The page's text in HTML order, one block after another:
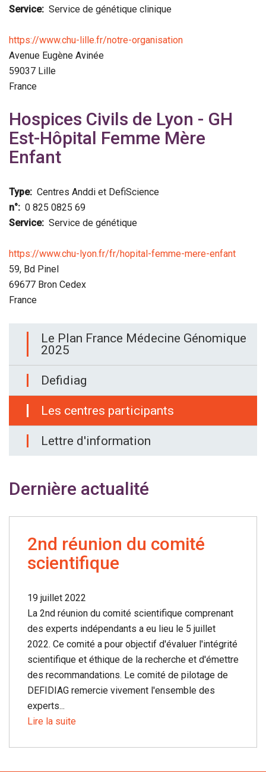
Service
Service de génétique clinique
https://www.chu-lille.fr/notre-organisation
Avenue Eugène Avinée
59037 Lille
France
Hospices Civils de Lyon - GH
Est-Hôpital Femme Mère
Enfant
Type
Centres Anddi et DefiScience
n°
0 825 0825 69
Service
Service de génétique
https://www.chu-lyon.fr/fr/hopital-femme-mere-enfant
59, Bd Pinel
69677 Bron Cedex
France
Main
navigation
Le Plan France Médecine Génomique
2025
Defidiag
Les centres participants
Lettre d'information
Dernière actualité
2nd réunion du comité
scientifique
19 juillet 2022
La 2nd réunion du comité scientifique comprenant
des experts indépendants a eu lieu le 5 juillet
2022. Ce comité a pour objectif d'évaluer l'intégrité
scientifique et éthique de la recherche et d'émettre
des recommandations. Le comité de pilotage de
DEFIDIAG remercie vivement l'ensemble des
experts...
Lire la suite